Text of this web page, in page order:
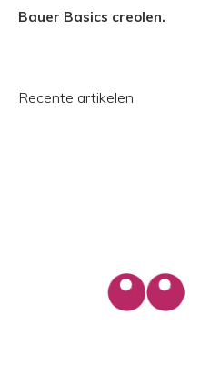
Bauer Basics creolen.
Recente artikelen